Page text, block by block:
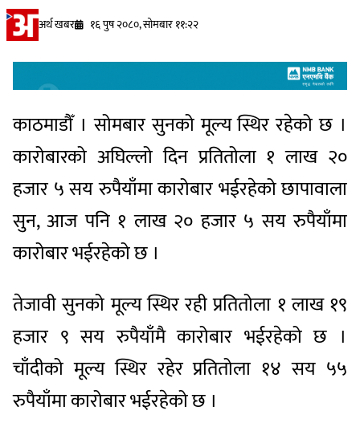
अर्थ खबर १६ पुष २०८०, सोमबार ११:२२
काठमाडौँ । सोमबार सुनको मूल्य स्थिर रहेको छ ।
कारोबारको अघिल्लो दिन प्रतितोला १ लाख २०
हजार ५ सय रुपैयाँमा कारोबार भईरहेको छापावाला
सुन, आज पनि १ लाख २० हजार ५ सय रुपैयाँमा
कारोबार भईरहेको छ ।
तेजावी सुनको मूल्य स्थिर रही प्रतितोला १ लाख १९
हजार ९ सय रुपैयाँमै कारोबार भईरहेको छ ।
चाँदीको मूल्य स्थिर रहेर प्रतितोला १४ सय ५५
रुपैयाँमा कारोबार भईरहेको छ ।